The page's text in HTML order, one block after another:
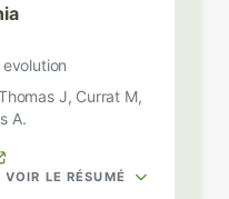
J, Currat M,
A.
VOIR LE RÉSUMÉ